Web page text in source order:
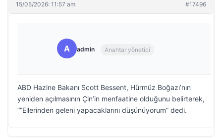
15/05/2026: 11:57 am #17496
A admin Anahtar yönetici
ABD Hazine Bakanı Scott Bessent, Hürmüz Boğazı’nın
yeniden açılmasının Çin’in menfaatine olduğunu belirterek,
“”Ellerinden geleni yapacaklarını düşünüyorum” dedi.